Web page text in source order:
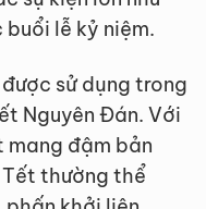
lễ kỷ niệm.
sử dụng trong
Nguyên Đán. Với
mang đậm bản
thường thể